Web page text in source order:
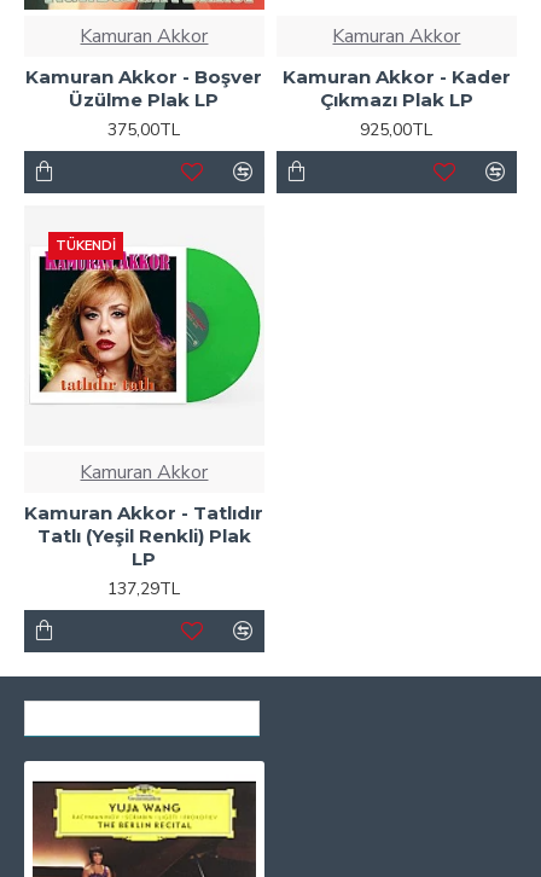
Kamuran Akkor
Kamuran Akkor - Boşver
Üzülme Plak LP
375,00TL
Kamuran Akkor
Kamuran Akkor - Kader
Çıkmazı Plak LP
925,00TL
TÜKENDI
Kamuran Akkor
Kamuran Akkor - Tatlıdır
Tatlı (Yeşil Renkli) Plak
LP
137,29TL